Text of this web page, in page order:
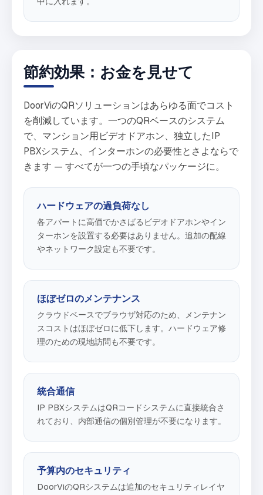
節約効果：お金を見せて
DoorViのQRソリューションはあらゆる面でコスト
を削減しています。一つのQRベースのシステム
で、マンション用ビデオドアホン、独立したIP
PBXシステム、インターホンの必要性とさよならで
きます — すべてが一つの手頃なパッケージに。
ハードウェアの過負荷なし
各アパートに高価でかさばるビデオドアホンやイン
ターホンを設置する必要はありません。追加の配線
やネットワーク設定も不要です。
ほぼゼロのメンテナンス
クラウドベースでブラウザ対応のため、メンテナン
スコストはほぼゼロに低下します。ハードウェア修
理のための現地訪問も不要です。
統合通信
IP PBXシステムはQRコードシステムに直接統合さ
れており、内部通信の個別管理が不要になります。
予算内のセキュリティ
DoorViのQRシステムは追加のセキュリティレイヤ